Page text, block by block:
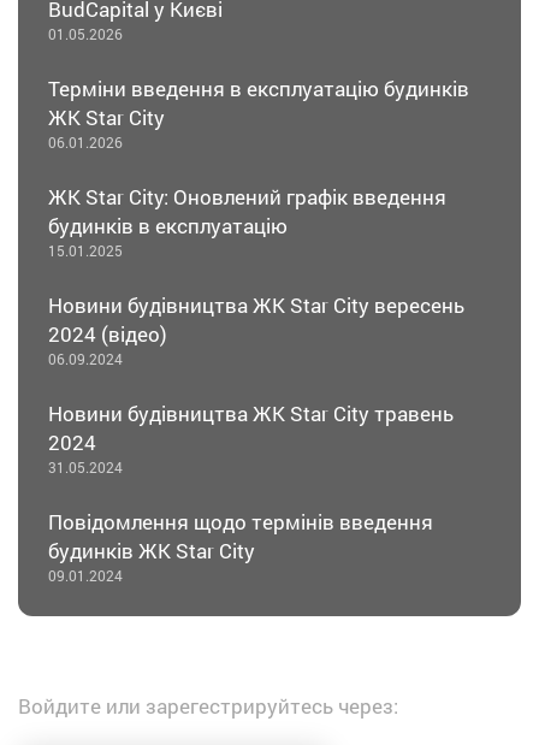
BudCapital у Києві
01.05.2026
Терміни введення в експлуатацію будинків
ЖК Star City
06.01.2026
ЖК Star City: Оновлений графік введення
будинків в експлуатацію
15.01.2025
Новини будівництва ЖК Star City вересень
2024 (відео)
06.09.2024
Новини будівництва ЖК Star City травень
2024
31.05.2024
Повідомлення щодо термінів введення
будинків ЖК Star City
09.01.2024
Войдите или зарегестрируйтесь через: